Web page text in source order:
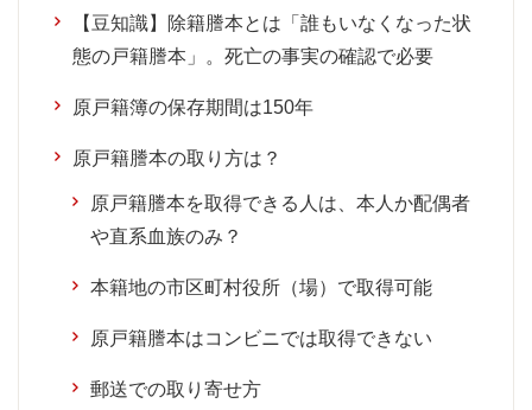
【豆知識】除籍謄本とは「誰もいなくなった状
態の戸籍謄本」。死亡の事実の確認で必要
原戸籍簿の保存期間は150年
原戸籍謄本の取り方は？
原戸籍謄本を取得できる人は、本人か配偶者
や直系血族のみ？
本籍地の市区町村役所（場）で取得可能
原戸籍謄本はコンビニでは取得できない
郵送での取り寄せ方